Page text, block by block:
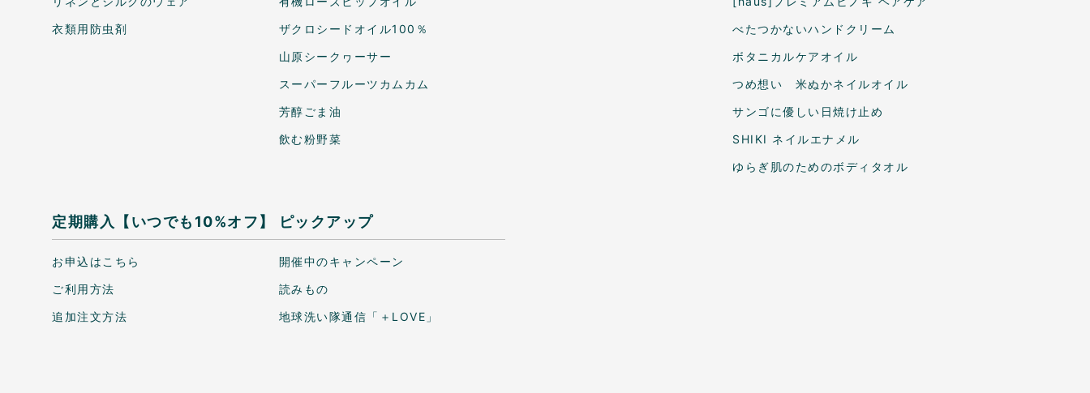
衣類用防虫剤
ザクロシードオイル100％
山原シークヮーサー
スーパーフルーツカムカム
芳醇ごま油
飲む粉野菜
べたつかないハンドクリーム
ボタニカルケアオイル
つめ想い 米ぬかネイルオイル
サンゴに優しい日焼け止め
SHIKI ネイルエナメル
ゆらぎ肌のためのボディタオル
定期購入【いつでも10%オフ】
お申込はこちら
ご利用方法
追加注文方法
ピックアップ
開催中のキャンペーン
読みもの
地球洗い隊通信「＋LOVE」